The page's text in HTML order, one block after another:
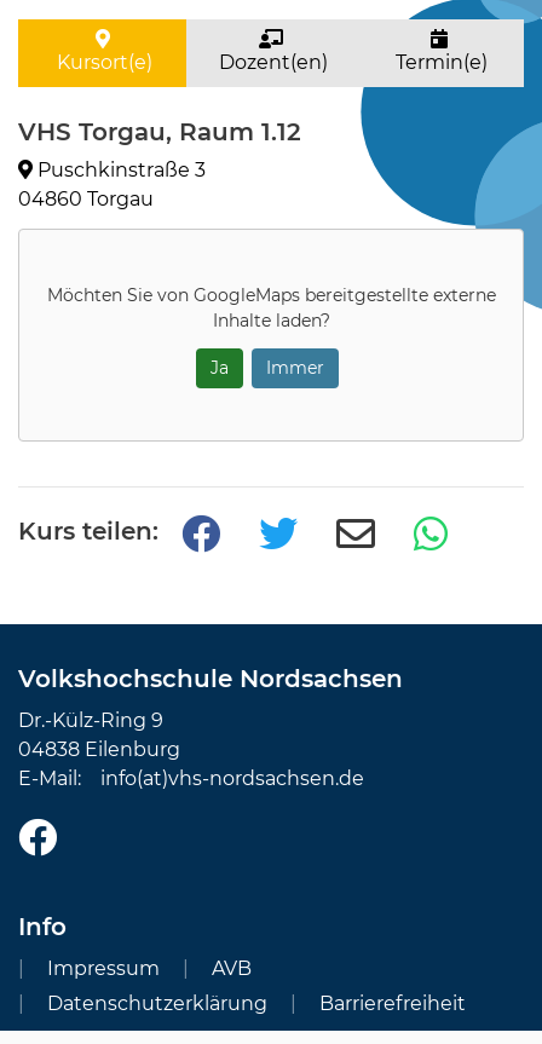
Kursort(e) Dozent(en) Termin(e)
VHS Torgau, Raum 1.12
Puschkinstraße 3
04860 Torgau
Möchten Sie von GoogleMapsbereitgestellte externe
Inhalte laden?
Ja Immer
Kurs teilen:
Volkshochschule Nordsachsen
Dr.-Külz-Ring 9
04838 Eilenburg
E-Mail: info(at)vhs-nordsachsen.de
Info
Impressum
AVB
Datenschutzerklärung
Barrierefreiheit